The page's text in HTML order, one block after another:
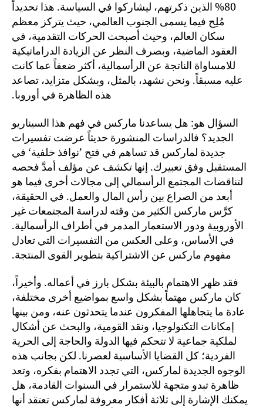
80% الذين ذكرتهم، ليشاركوا في السياسة. هذا تحديداً
مُلِح فيما يسمى الجنوب العالمي، حيث يتركز معظم
سكان العالم، وحيث أصبحت الحركات التقدمية، في
العقود الماضية، وبصرف النظر عن الزيادة الدراماتيكية
للامساواة الناتجة عن الرأسمالية، أكثر ضعفاً عما كانت
عليه مسبقاً. ونحن نشهد، بالمثل، وبشكل متزايد، تصاعد
هذه الظاهرة في أوروبا.
السؤال هو: هل يساعدنا ماركس في فهم هذا السيناريو
الجديد؟ فالدراسات المنشورة حديثاً عرضت تفسيرات
جديدة لماركس قد تساهم في فتح ’نوافذ خلفية‘ في
المستقبل وفق تعبيرك. إنها تكشف عن مؤلف أمدَّ فحصه
لتناقضات المجتمع الرأسمالي إلى مجالات أخرى فيما هو
أبعد من الصراع بين رأس المال والعمل. في الحقيقة،
كرَّس ماركس الكثير من وقته لدراسة المجتمعات غير
الأوروبية ودور الاستعمار المدمر في أطراف الرأسمالية.
في الأساس، وعلى العكس من التفسيرات التي تعادل
مفهوم ماركس عن الاشتراكية بتطوير القوى المنتجة.
فقد ظهر الاهتمام بالبيئة بشكل بارز في أعماله. وأخيراً،
كان ماركس مهتماً بشكل واسع بمواضيع أخرى مختلفة،
عادة ما يتجاهلها المفكرون عندما يتحدثون عنه، ومن بينها
إمكانات التكنولوجيا، ونقد القومية، والبحث عن أشكال
لملكية جماعية لا تتحكم فيها الدولة والحاجة إلى الحرية
الفردية؛ كل القضايا الأساسية لعصرنا. لكن بجانب هذه
الوجوه الجديدة لماركس، التي تجدد الاهتمام بفكره، وتعد
ظاهرة تبدو متجهة للاستمرار في السنوات القادمة، هل
يمكنك الإشارة إلى ثلاثة أفكار معروفة لماركس تعتقد أنها